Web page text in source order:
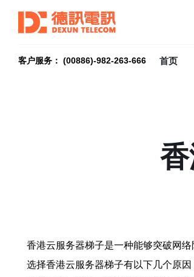
客户服务： (00886)-982-263-666 首页
香港云服务器梯子是一种能够突破网
选择香港云服务器梯子有以下几个原因